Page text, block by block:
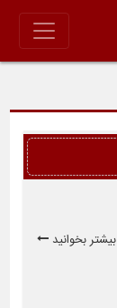
بیشتر بخوانید